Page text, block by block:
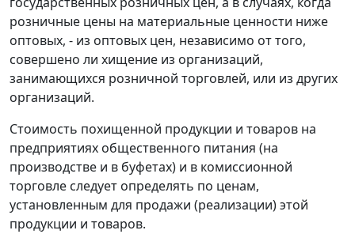
розничные цены на материальные ценности ниже
оптовых, - из оптовых цен, независимо от того,
совершено ли хищение из организаций,
занимающихся розничной торговлей, или из других
организаций.
Стоимость похищенной продукции и товаров на
предприятиях общественного питания (на
производстве и в буфетах) и в комиссионной
торговле следует определять по ценам,
установленным для продажи (реализации) этой
продукции и товаров.